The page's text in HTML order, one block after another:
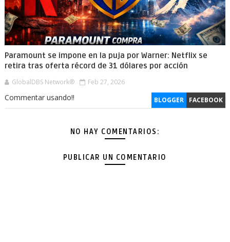
Paramount se impone en la puja por Warner: Netflix se
retira tras oferta récord de 31 dólares por acción
GlobalDBS Network® Feb 27, 2026
BLOGGER FACEBOOK
Commentar usando!!
NO HAY COMENTARIOS:
PUBLICAR UN COMENTARIO